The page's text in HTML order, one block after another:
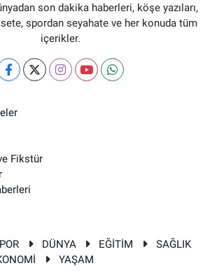
son dakika haberleri, köşe yazıları,
spordan seyahate ve her konuda tüm
içerikler.
Fikstür
DÜNYA EĞİTİM
SAĞLIK
YAŞAM